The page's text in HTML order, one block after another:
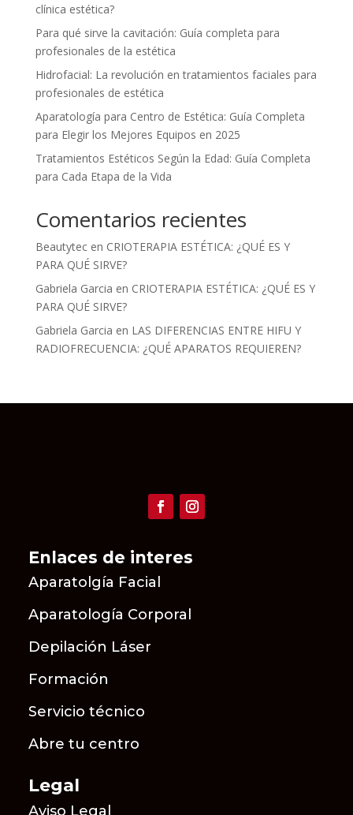
clínica estética?
Para qué sirve la cavitación: Guía completa para
profesionales de la estética
Hidrofacial: La revolución en tratamientos faciales para
profesionales de estética
Aparatología para Centro de Estética: Guía Completa
para Elegir los Mejores Equipos en 2025
Tratamientos Estéticos Según la Edad: Guía Completa
para Cada Etapa de la Vida
Comentarios recientes
Beautytecen CRIOTERAPIA ESTÉTICA: ¿QUÉ ES Y
PARA QUÉ SIRVE?
Gabriela Garcia en CRIOTERAPIA ESTÉTICA: ¿QUÉ ES Y
PARA QUÉ SIRVE?
Gabriela Garcia en LAS DIFERENCIAS ENTRE HIFU Y
RADIOFRECUENCIA: ¿QUÉ APARATOS REQUIEREN?
Enlaces de interes
Aparatolgía Facial
Aparatología Corporal
Depilación Láser
Formación
Servicio técnico
Abre tu centro
Legal
Aviso Legal